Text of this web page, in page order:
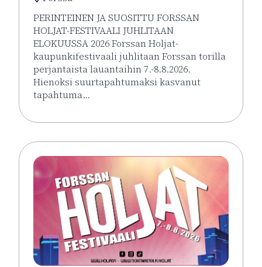
PERINTEINEN JA SUOSITTU FORSSAN
HOLJAT-FESTIVAALI JUHLITAAN
ELOKUUSSA 2026 Forssan Holjat-
kaupunkifestivaali juhlitaan Forssan torilla
perjantaista lauantaihin 7.-8.8.2026.
Hienoksi suurtapahtumaksi kasvanut
tapahtuma…
Lue lisää tapahtumasta HOLJAT 2026: Golden VIP